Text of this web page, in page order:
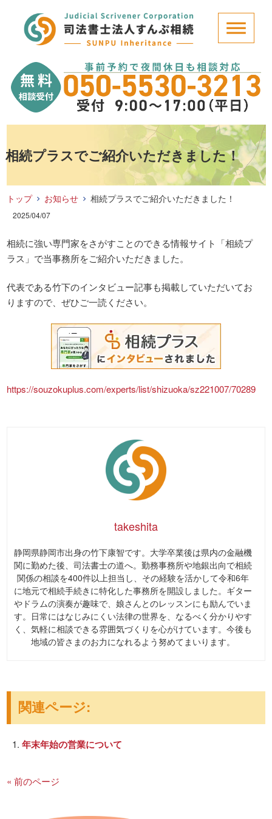
相続プラスでご紹介いただきました！
トップ お知らせ 相続プラスでご紹介いただきました！
2025/04/07
相続に強い専門家をさがすことのできる情報サイト「相続プ
ラス」で当事務所をご紹介いただきました。
代表である竹下のインタビュー記事も掲載していただいてお
りますので、ぜひご一読ください。
https://souzokuplus.com/experts/list/shizuoka/sz221007/70289
takeshita
静岡県静岡市出身の竹下康智です。大学卒業後は県内の金融機
関に勤めた後、司法書士の道へ。勤務事務所や地銀出向で相続
関係の相談を400件以上担当し、その経験を活かして令和6年
に地元で相続手続きに特化した事務所を開設しました。ギター
やドラムの演奏が趣味で、娘さんとのレッスンにも励んでいま
す。日常にはなじみにくい法律の世界を、なるべく分かりやす
く、気軽に相談できる雰囲気づくりを心がけています。今後も
地域の皆さまのお力になれるよう努めてまいります。
関連ページ:
年末年始の営業について
« 前のページ